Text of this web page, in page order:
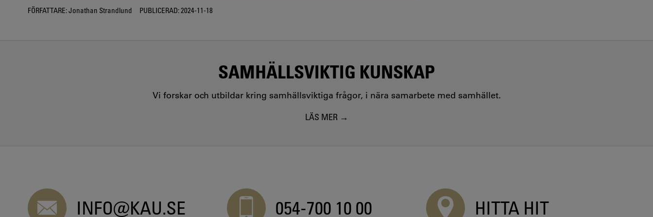
FÖRFATTARE:Jonathan Strandlund PUBLICERAD:2024-11-18
SAMHÄLLSVIKTIG KUNSKAP
Vi forskar och utbildar kring samhällsviktiga frågor, i nära samarbete med samhället.
LÄS MER
INFO@KAU.SE 054-700 10 00 HITTA HIT